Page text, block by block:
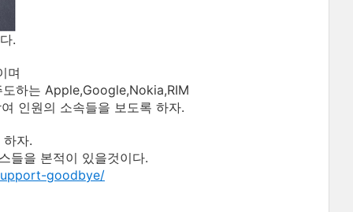
.
며
하는 Apple,Google,Nokia,RIM
인원의 소속들을 보도록 하자.
자.
들을 본적이 있을것이다.
goodbye/